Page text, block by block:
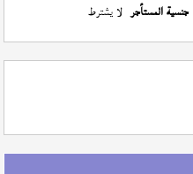
جنسية المستأجر لا يشترط